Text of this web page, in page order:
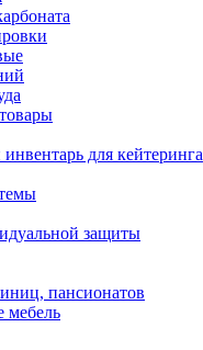
для кейтеринга
защиты
пансионатов
мебель